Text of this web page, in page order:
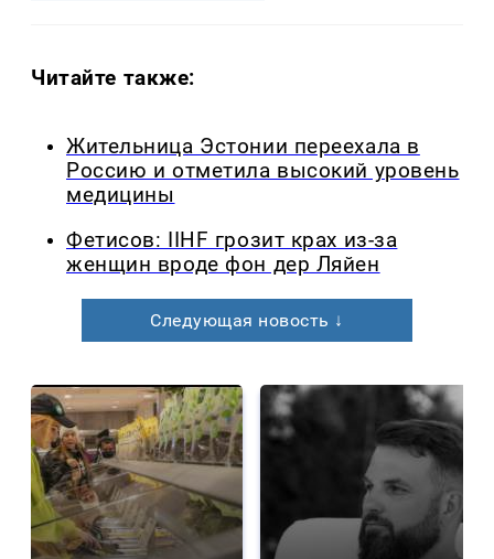
Читайте также:
Жительница Эстонии переехала в
Россию и отметила высокий уровень
медицины
Фетисов: IIHF грозит крах из-за
женщин вроде фон дер Ляйен
Следующая новость ↓